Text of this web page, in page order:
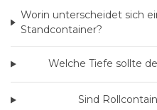
Worin unterscheidet sich
Standcontainer?
Welche Tiefe sollte
Sind